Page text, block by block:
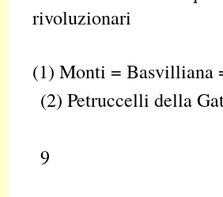
rivoluzionari
(1) Monti = Basvilliana
(2) Petruccelli della
9